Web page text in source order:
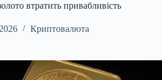
втратить привабливість
Криптовалюта